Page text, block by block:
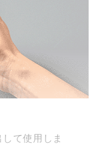
て使用しま